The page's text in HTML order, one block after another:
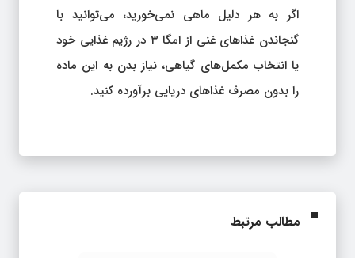
اگر به هر دلیل ماهی نمی‌خورید، می‌توانید با
گنجاندن غذاهای غنی از امگا ۳ در رژیم غذایی خود
یا انتخاب مکمل‌های گیاهی، نیاز بدن به این ماده
را بدون مصرف غذاهای دریایی برآورده کنید.
مطالب مرتبط